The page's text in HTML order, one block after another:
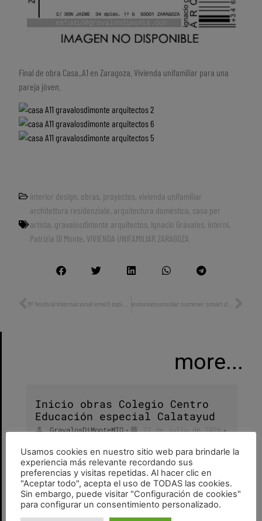
Final de obra Casa_A1 en Zaragoza. Vivienda unifamiliar para una
pareja jóven.
interior design, obras, proyectos, vivienda unifamiliar
architettura residenziale, arquitectura doméstica, casa per
artista, gravalosdimonte arquitectos, Ignacio Grávalos, interni,
Patrizia Di Monte, VIVIENDA UNIFAMILIAR ZARAGOZA
more...
Inicio obras Colegio Centro
Educación especial Calatayud
GravalosDiMonteMTO • 22 de julio de 2026 •
Opening mostra e lecture
Ordine Architetti di Palermo e
Usamos cookies en nuestro sitio web para brindarle la
experiencia más relevante recordando sus
preferencias y visitas repetidas. Al hacer clic en
"Aceptar todo", acepta el uso de TODAS las cookies.
Sin embargo, puede visitar "Configuración de cookies"
para configurar un consentimiento personalizado.